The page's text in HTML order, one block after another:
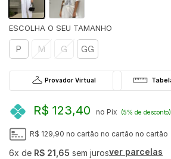
P M G GG
Provador Virtual
R$ 123,40 no Pix (5% de desconto)
R$ 129,90 no cartão no cartão no cartão
6x de R$ 21,65 sem jurosver parcelas